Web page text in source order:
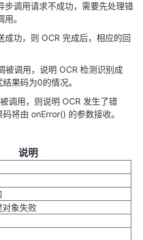
步调用请求不成功，需要先处理错
。
成功，则 OCR 完成后，相应的回
被调用，说明 OCR 检测识别成
果码为0的情况。
调用，则说明 OCR 发生了错
将由 onError() 的参数接收。
说明
对象失败